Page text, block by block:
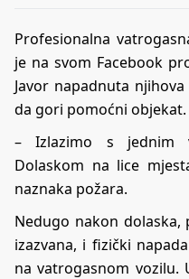
Profesionalna
je na svom Facebook
Javor napadnuta
da gori pomoćni objekat.
– Izlazimo s jednim
Dolaskom na lice
naznaka požara.
Nedugo nakon
izazvana, i fizički
na vatrogasnom vozilu.